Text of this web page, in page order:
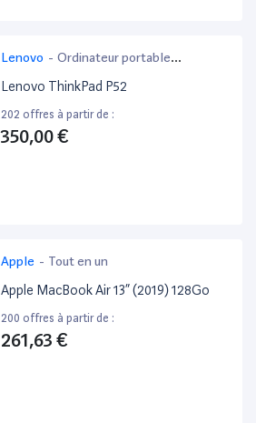
Lenovo - Ordinateur portable
bureautique
Lenovo ThinkPad P52
202 offres à partir de :
350,00 €
Apple - Tout en un
Apple MacBook Air 13” (2019) 128Go
200 offres à partir de :
261,63 €